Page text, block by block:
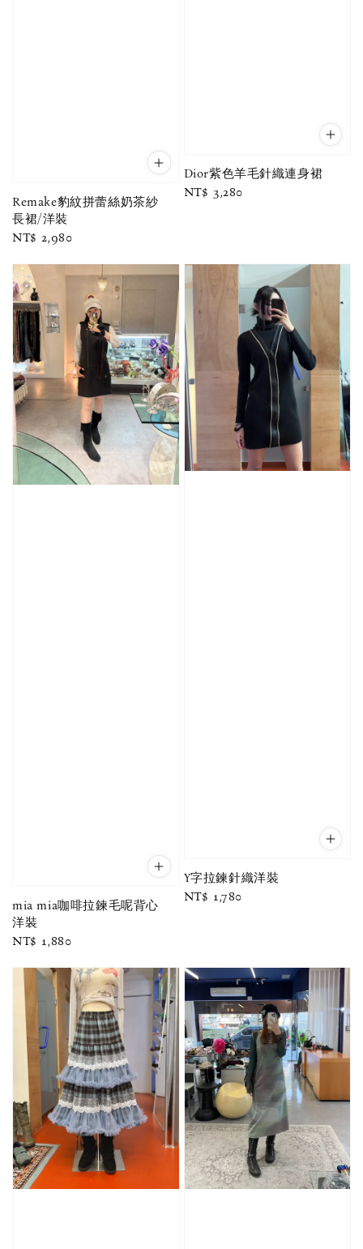
Remake豹紋拼蕾絲奶茶紗
長裙/洋裝
Regular
NT$ 2,980
Dior紫色羊毛針織連身裙
Regular
NT$ 3,280
mia mia咖啡拉鍊毛呢背心
洋裝
Regular
NT$ 1,880
Y字拉鍊針織洋裝
Regular
NT$ 1,780